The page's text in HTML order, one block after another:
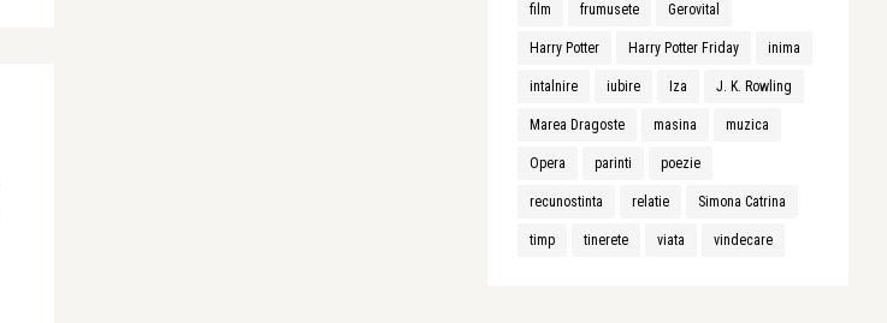
film frumusete Gerovital
Harry Potter Harry Potter Friday inima
intalnire iubire Iza J. K. Rowling
Marea Dragoste masina muzica
Opera parinti poezie
recunostinta relatie Simona Catrina
timp tinerete viata vindecare